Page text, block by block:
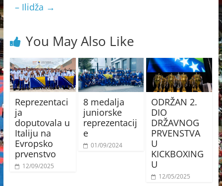
– Ilidža →
You May Also Like
Reprezentaci
ja
doputovala u
Italiju na
Evropsko
prvenstvo
12/09/2025
8 medalja
juniorske
reprezentacij
e
01/09/2024
ODRŽAN 2.
DIO
DRŽAVNOG
PRVENSTVA
U
KICKBOXING
U
12/05/2025